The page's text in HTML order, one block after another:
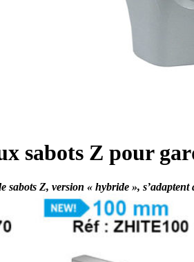
sabots Z pour
sabots Z, version « hybride », s’adaptent